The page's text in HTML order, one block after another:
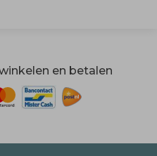
en betalen